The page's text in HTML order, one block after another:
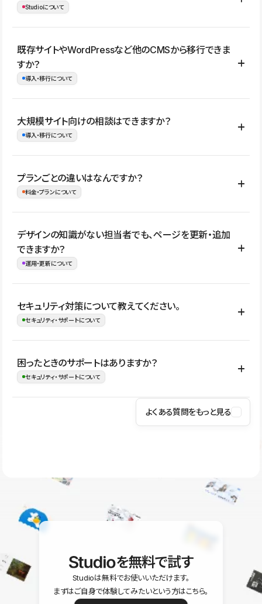
Studioについて
コーポレートサイト、サービスサイト、LP、採用サイト、ブロ
グ・メディア、イベントサイト、店舗・商品紹介サイト、ポートフ
ォリオなど幅広く制作できます。
既存サイトやWordPressなど他のCMSから移行できま
すか？
導入・移行について
はい。既存サイトの構成やコンテンツ、URLを整理したうえで、
Studio上に再構築する形で移行できます。 WordPressの場合は、
イト全体のデザインや設定がそのまま移行されるわけではないた
め、移行後にページ構成やデザイン、CMS設計、URL・リダイレク
大規模サイト向けの相談はできますか？
導入・移行について
はい。アクセス規模が大きいサイトや、複数部門での運用、権限管
理、セキュリティ確認、既存システムとの連携など、個別の要件が
ない段階でも、お問い合わせください。
お問合せはこちら
プランごとの違いはなんですか？
料金・プランについて
公開ページ数、バージョン履歴の期間、CMS利用数の上限、権限
管理の有無などがプランごとに異なります。詳しくは料金プランペ
ージをご覧ください。
デザインの知識がない担当者でも、ページを更新・追加
できますか？
運用・更新について
はい。CMSやコンポーネントを活用して更新範囲を設計しておく
ことで、デザインを崩しにくい状態で運用できます。 さらにコン
ながらレイアウトに影響を与えずに更新作業を進めやすくなりま
す。
セキュリティ対策について教えてください。
セキュリティ・サポートについて
Studioでは、公開サイトやサービスを安全に利用できるよう、通信
の暗号化、データ保護、アクセス管理、脆弱性対策など、複数の観
はSSL/TLSによる通信暗号化に対応しており、悪質なスクリプトの
困ったときのサポートはありますか？
セキュリティ・サポートについて
操作方法や機能については、ヘルプセンターでご確認いただけま
ユーザー同士で質問・相談できるコミュニティもご利用ください。
よくある質問をもっと見る
を無料で試す
Studioは無料でお使いいただけます。
まずはご自身で体験してみたいという方はこちら。